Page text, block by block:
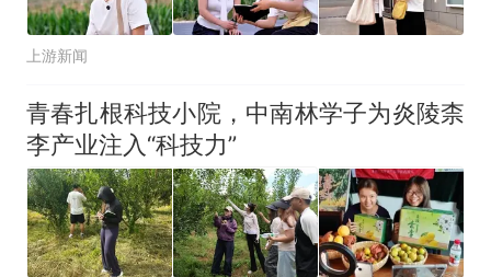
上游新闻
青春扎根科技小院，中南林学子为炎陵柰
李产业注入“科技力”